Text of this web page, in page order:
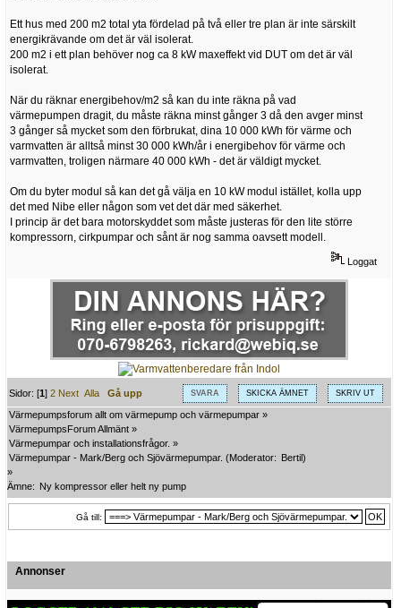
Ett hus med 200 m2 total yta fördelad på två eller tre plan är inte särskilt
energikrävande om det är väl isolerat.
200 m2 i ett plan behöver nog ca 8 kW maxeffekt vid DUT om det är väl
isolerat.
När du räknar energibehov/m2 så kan du inte räkna på vad
värmepumpen dragit, du måste räkna minst gånger 3 då den avger minst
3 gånger så mycket som den förbrukat, dina 10 000 kWh för värme och
varmvatten är alltså minst 30 000 kWh/år i energibehov för värme och
varmvatten, troligen närmare 40 000 kWh - det är väldigt mycket.
Om du byter modul så kan det gå välja en 10 kW modul istället, kolla upp
det med Nibe eller någon som vet det där med säkerhet.
I princip är det bara motorskyddet som måste justeras för den lite större
kompressorn, cirkpumpar och sånt är nog samma oavsett modell.
Loggat
SVARA SKICKA ÄMNET SKRIV UT
Sidor: [1]2 Next Alla
Gå upp
Värmepumpsforum allt om värmepump och värmepumpar »
VärmepumpsForum Allmänt »
Värmepumpar och installationsfrågor. »
Värmepumpar - Mark/Berg och Sjövärmepumpar. (Moderator: Bertil)
»
Ämne: Ny kompressor eller helt ny pump
Gå till:
Annonser